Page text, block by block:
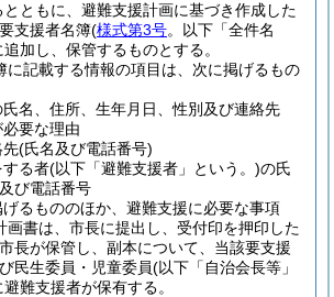
とともに、避難支援計画に基づき作成した
支援者名簿(様式第3号。以下「全件名
追加し、保管するものとする。
に記載する情報の項目は、次に掲げるもの
名、住所、生年月日、性別及び連絡先
要な理由
先(氏名及び電話番号)
る者(以下「避難支援者」という。)の氏
び電話番号
げるもののほか、避難支援に必要な事項
画書は、市長に提出し、受付印を押印した
長が保管し、副本について、当該要支援
民生委員・児童委員(以下「自治会長等」
難支援者が保有する。